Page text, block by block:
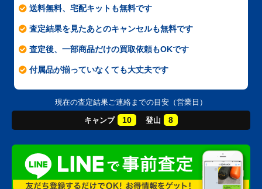
送料無料、宅配キットも無料です
査定結果を見たあとのキャンセルも無料です
査定後、一部商品だけの買取依頼もOKです
付属品が揃っていなくても大丈夫です
現在の査定結果ご連絡までの目安（営業日）
キャンプ 10 登山 8